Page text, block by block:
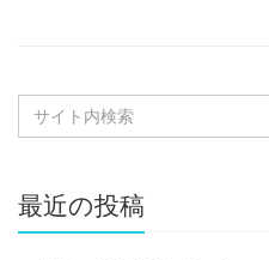
最近の投稿